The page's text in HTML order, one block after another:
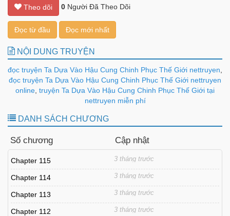
Theo dõi 0 Người Đã Theo Dõi
Đọc từ đầu Đọc mới nhất
NỘI DUNG TRUYỆN
đọc truyện Ta Dựa Vào Hậu Cung Chinh Phục Thế Giới nettruyen
đọc truyện Ta Dựa Vào Hậu Cung Chinh Phục Thế Giới nettruyen
online truyện Ta Dựa Vào Hậu Cung Chinh Phục Thế Giới tại
nettruyen miễn phí
DANH SÁCH CHƯƠNG
Số chương Cập nhật
Chapter 115 3 tháng trước
Chapter 114 3 tháng trước
Chapter 113 3 tháng trước
Chapter 112 3 tháng trước